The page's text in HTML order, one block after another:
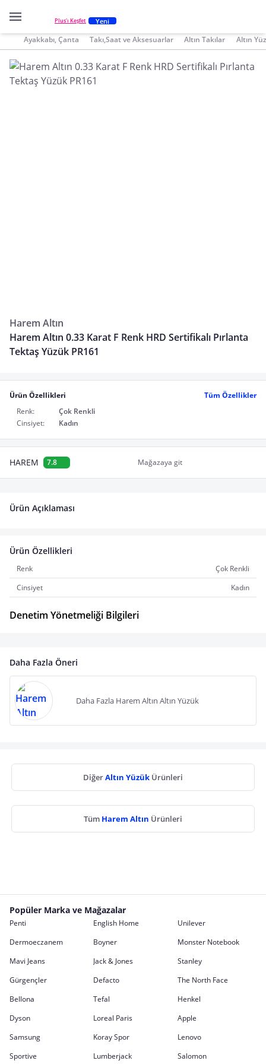
Plus'ı Keşfet Yeni
Ayakkabı, Çanta Takı,Saat ve Aksesuarlar Altın Takılar Altın
Harem Altın
Harem Altın 0.33 Karat F Renk HRD Sertifikalı Pırlanta
Tektaş Yüzük PR161
Ürün Özellikleri
Tüm Özellikler
Renk:
Çok Renkli
Cinsiyet:
Kadın
HAREM 7.8 Mağazaya git
Ürün Açıklaması
Ürün Özellikleri
Renk
Çok Renkli
Cinsiyet
Kadın
Denetim Yönetmeliği Bilgileri
Daha Fazla Öneri
Daha Fazla Harem Altın Altın Yüzük
DiğerAltın Yüzük Ürünleri
Tüm Harem Altın Ürünleri
Popüler Marka ve Mağazalar
Penti English Home
Unilever
Dermoeczanem
Boyner
Monster Notebook
Mavi Jeans
Jack & Jones
Stanley
Gürgençler
Defacto
The North Face
Bellona
Tefal
Henkel
Dyson
Loreal Paris
Apple
Samsung
Koray Spor
Lenovo
Sportive
Lumberjack Salomon